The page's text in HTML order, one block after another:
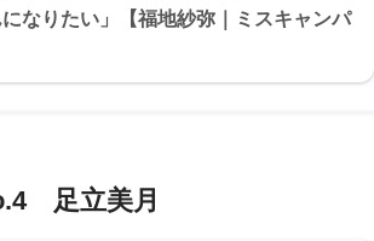
なりたい」【福地紗弥｜ミスキャンパ
足立美月